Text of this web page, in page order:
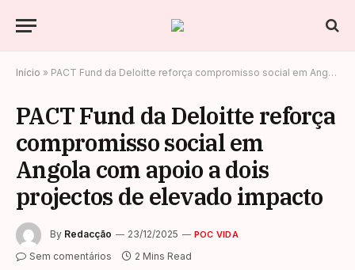
Início » PACT Fund da Deloitte reforça compromisso social em Angola com apoio a dois projectos de elevado impacto
PACT Fund da Deloitte reforça
compromisso social em
Angola com apoio a dois
projectos de elevado impacto
By Redacção 23/12/2025 POC VIDA
Sem comentários 2 Mins Read